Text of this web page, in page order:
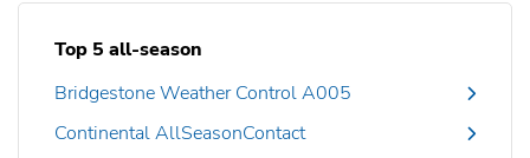
Top 5 all-season
Bridgestone Weather Control A005
Continental AllSeasonContact